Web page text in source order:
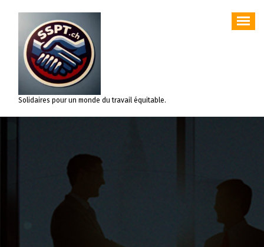
contenu
Solidaires pour un monde du travail équitable.